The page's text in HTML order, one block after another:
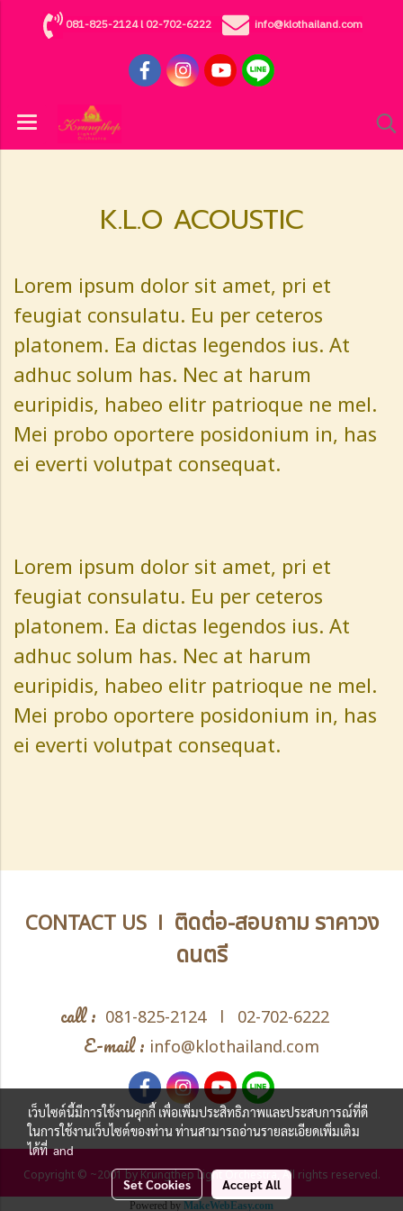
081-825-2124l02-702-6222 info@klothailand.com
K.L.O ACOUSTIC
Lorem ipsum dolor sit amet, pri et
feugiat consulatu. Eu per ceteros
platonem. Ea dictas legendos ius. At
adhuc solum has. Nec at harum
euripidis, habeo elitr patrioque ne mel.
Mei probo oportere posidonium in, has
ei everti volutpat consequat.
Lorem ipsum dolor sit amet, pri et
feugiat consulatu. Eu per ceteros
platonem. Ea dictas legendos ius. At
adhuc solum has. Nec at harum
euripidis, habeo elitr patrioque ne mel.
Mei probo oportere posidonium in, has
ei everti volutpat consequat.
CONTACT US l ติดต่อ-สอบถาม ราคาวง
ดนตรี
call : 081-825-2124l 02-702-6222
E-mail : info@klothailand.com
Copyright © ~2001 by Krungthep Light Orchestra, All rights reserved.
Powered by MakeWebEasy.com
เว็บไซต์นี้มีการใช้งานคุกกี้ เพื่อเพิ่มประสิทธิภาพและประสบการณ์ที่ดี
ในการใช้งานเว็บไซต์ของท่าน ท่านสามารถอ่านรายละเอียดเพิ่มเติม
ได้ที่and
Set Cookies Accept All